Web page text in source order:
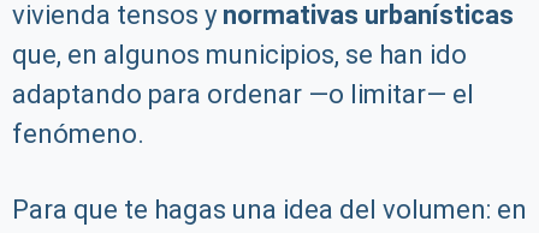
vivienda tensos y normativas urbanísticas
que, en algunos municipios, se han ido
adaptando para ordenar —o limitar— el
fenómeno.
Para que te hagas una idea del volumen: en